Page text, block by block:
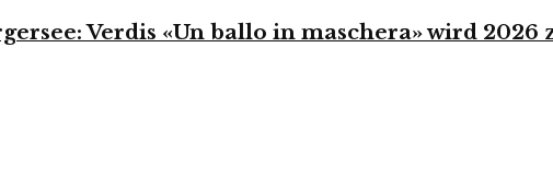
Verdis «Un ballo in maschera» wird